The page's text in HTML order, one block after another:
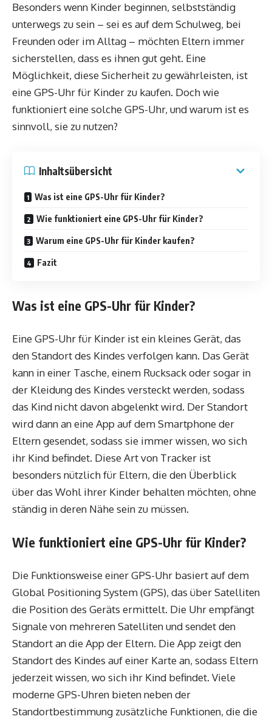
Besonders wenn Kinder beginnen, selbstständig
unterwegs zu sein – sei es auf dem Schulweg, bei
Freunden oder im Alltag – möchten Eltern immer
sicherstellen, dass es ihnen gut geht. Eine
Möglichkeit, diese Sicherheit zu gewährleisten, ist
eine GPS-Uhr für Kinder zu kaufen. Doch wie
funktioniert eine solche GPS-Uhr, und warum ist es
sinnvoll, sie zu nutzen?
Inhaltsübersicht
Was ist eine GPS-Uhr für Kinder?
Wie funktioniert eine GPS-Uhr für Kinder?
Warum eine GPS-Uhr für Kinder kaufen?
Fazit
Was ist eine GPS-Uhr für Kinder?
Eine GPS-Uhr für Kinder ist ein kleines Gerät, das
den Standort des Kindes verfolgen kann. Das Gerät
kann in einer Tasche, einem Rucksack oder sogar in
der Kleidung des Kindes versteckt werden, sodass
das Kind nicht davon abgelenkt wird. Der Standort
wird dann an eine App auf dem Smartphone der
Eltern gesendet, sodass sie immer wissen, wo sich
ihr Kind befindet. Diese Art von Tracker ist
besonders nützlich für Eltern, die den Überblick
über das Wohl ihrer Kinder behalten möchten, ohne
ständig in deren Nähe sein zu müssen.
Wie funktioniert eine GPS-Uhr für Kinder?
Die Funktionsweise einer GPS-Uhr basiert auf dem
Global Positioning System (GPS), das über Satelliten
die Position des Geräts ermittelt. Die Uhr empfängt
Signale von mehreren Satelliten und sendet den
Standort an die App der Eltern. Die App zeigt den
Standort des Kindes auf einer Karte an, sodass Eltern
jederzeit wissen, wo sich ihr Kind befindet. Viele
moderne GPS-Uhren bieten neben der
Standortbestimmung zusätzliche Funktionen, die die